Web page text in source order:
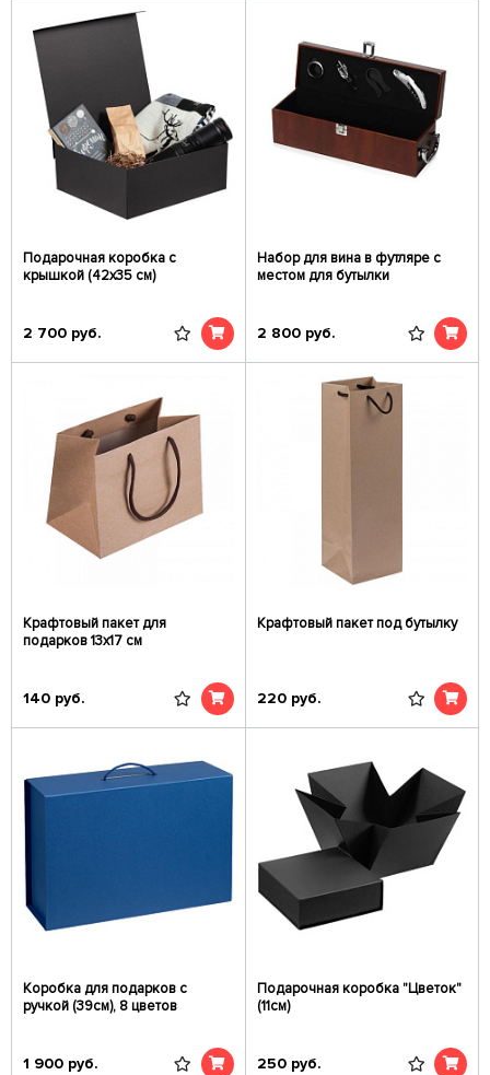
Подарочная коробка с
крышкой (42х35 см)
2 700 руб.
Набор для вина в футляре с
местом для бутылки
2 800 руб.
Крафтовый пакет для
подарков 13х17 см
140 руб.
Крафтовый пакет под бутылку
220 руб.
Коробка для подарков с
ручкой (39см), 8 цветов
1 900 руб.
Подарочная коробка "Цветок"
(11см)
250 руб.